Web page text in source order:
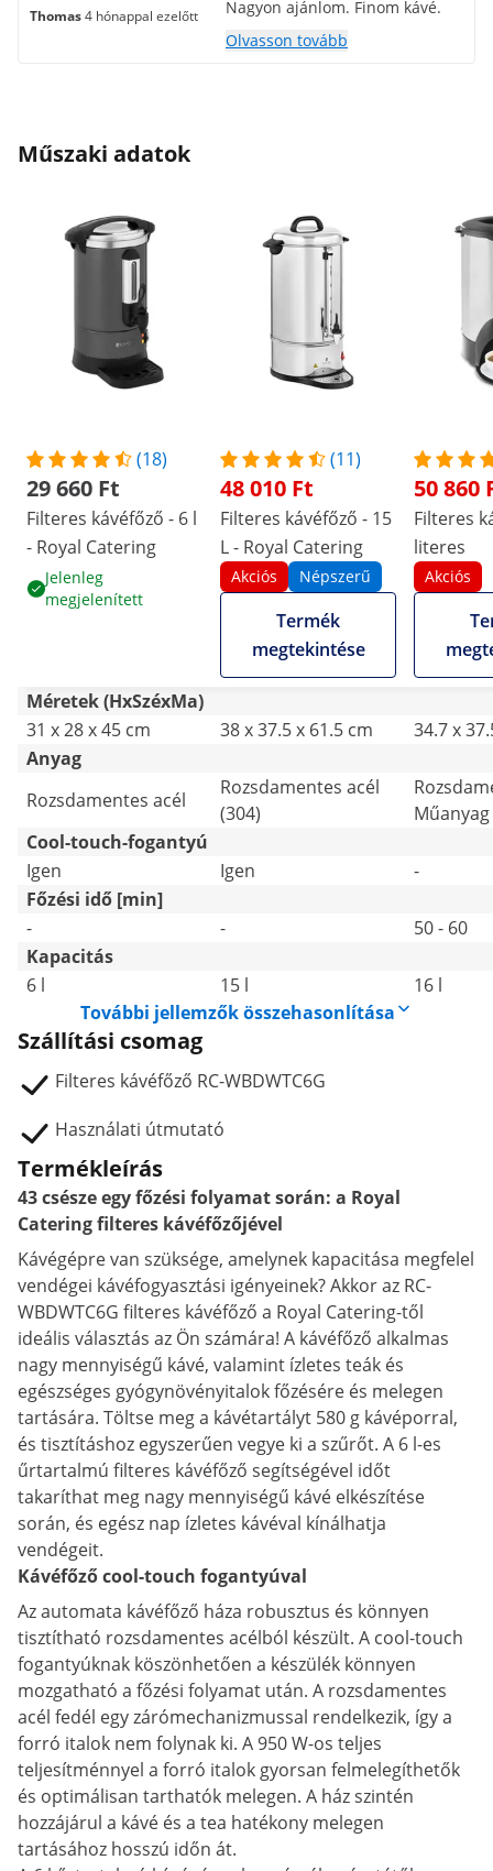
Thomas4 hónappal ezelőtt
Nagyon ajánlom. Finom kávé.
Olvasson tovább
Műszaki adatok
(18)
29 660 Ft
Filteres kávéfőző - 6 l
- Royal Catering
Jelenleg
megjelenített
(11)
48 010 Ft
Filteres kávéfőző - 15
L - Royal Catering
Akciós Népszerű
Termék
megtekintése
50 860
Filteres
literes
Akciós
Méretek (HxSzéxMa)
31 x 28 x 45 cm
38 x 37.5 x 61.5 cm
34.7 x
Anyag
Rozsdamentes acél
Rozsdamentes acél
(304)
Műanyag
Cool-touch-fogantyú
Igen
Igen
-
Főzési idő [min]
-
-
50 - 60
Kapacitás
6 l
15 l
16 l
További jellemzők összehasonlítása
Szállítási csomag
Filteres kávéfőző RC-WBDWTC6G
Használati útmutató
Termékleírás
43 csésze egy főzési folyamat során: a Royal
Catering filteres kávéfőzőjével
Kávégépre van szüksége, amelynek kapacitása megfelel
vendégei kávéfogyasztási igényeinek? Akkor az RC-
WBDWTC6G filteres kávéfőző a Royal Catering-től
ideális választás az Ön számára! A kávéfőző alkalmas
nagy mennyiségű kávé, valamint ízletes teák és
egészséges gyógynövényitalok főzésére és melegen
tartására. Töltse meg a kávétartályt 580 g kávéporral,
és tisztításhoz egyszerűen vegye ki a szűrőt. A 6 l-es
űrtartalmú filteres kávéfőző segítségével időt
takaríthat meg nagy mennyiségű kávé elkészítése
során, és egész nap ízletes kávéval kínálhatja
vendégeit.
Kávéfőző cool-touch fogantyúval
Az automata kávéfőző háza robusztus és könnyen
tisztítható rozsdamentes acélból készült. A cool-touch
fogantyúknak köszönhetően a készülék könnyen
mozgatható a főzési folyamat után. A rozsdamentes
acél fedél egy zárómechanizmussal rendelkezik, így a
forró italok nem folynak ki. A 950 W-os teljes
teljesítménnyel a forró italok gyorsan felmelegíthetők
és optimálisan tarthatók melegen. A ház szintén
hozzájárul a kávé és a tea hatékony melegen
tartásához hosszú időn át.